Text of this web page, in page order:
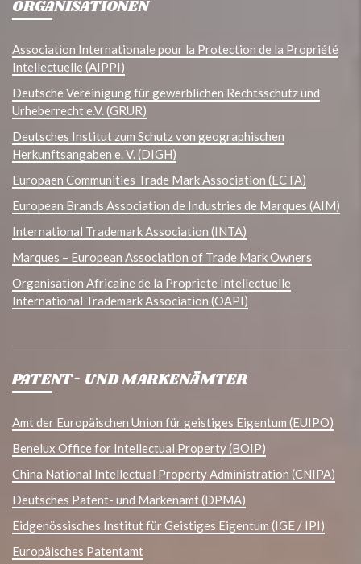
ORGANISATIONEN
Association Internationale pour la Protection de la Propriété
Intellectuelle (AIPPI)
Deutsche Vereinigung für gewerblichen Rechtsschutz und
Urheberrecht e.V. (GRUR)
Deutsches Institut zum Schutz von geographischen
Herkunftsangaben e. V. (DIGH)
Europaen Communities Trade Mark Association (ECTA)
European Brands Association de Industries de Marques (AIM)
International Trademark Association (INTA)
Marques – European Association of Trade Mark Owners
Organisation Africaine de la Propriete Intellectuelle
International Trademark Association (OAPI)
PATENT- UND MARKENÄMTER
Amt der Europäischen Union für geistiges Eigentum (EUIPO)
Benelux Office for Intellectual Property (BOIP)
China National Intellectual Property Administration (CNIPA)
Deutsches Patent- und Markenamt (DPMA)
Eidgenössisches Institut für Geistiges Eigentum (IGE / IPI)
Europäisches Patentamt